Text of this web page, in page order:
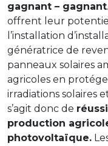
gagnant – gagnant
offrent leur
l’installation
génératrice de
panneaux solaires
agricoles en
irradiations solaires
s’agit donc de
production
photovoltaïque.